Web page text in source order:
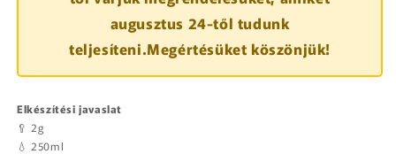
augusztus 24-től tudunk
teljesíteni.Megértésüket köszönjük!
Elkészítési javaslat
🥄 2g
💧 250ml